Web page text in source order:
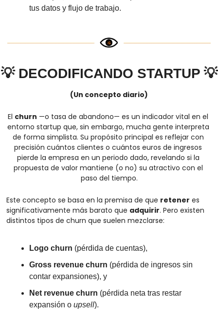
tus datos y flujo de trabajo.
💡 DECODIFICANDO STARTUP 💡
(Un concepto diario)
El churn —o tasa de abandono— es un indicador vital en el
entorno startup que, sin embargo, mucha gente interpreta
de forma simplista. Su propósito principal es reflejar con
precisión cuántos clientes o cuántos euros de ingresos
pierde la empresa en un periodo dado, revelando si la
propuesta de valor mantiene (o no) su atractivo con el
paso del tiempo.
Este concepto se basa en la premisa de que retener es
significativamente más barato que adquirir. Pero existen
distintos tipos de churn que suelen mezclarse:
Logo churn (pérdida de cuentas),
Gross revenue churn (pérdida de ingresos sin
contar expansiones), y
Net revenue churn (pérdida neta tras restar
expansión o upsell).